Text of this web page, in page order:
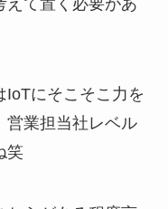
えて置く必要があ
にそこそこ力を
営業担当社レベル
笑